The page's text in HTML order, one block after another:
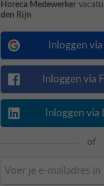
Horeca Medewerker
den Rijn
Inloggen
Inloggen via
Inloggen via
of